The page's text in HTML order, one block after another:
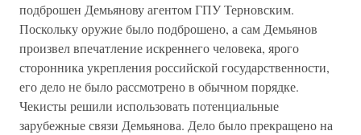
подброшен Демьянову агентом ГПУ Терновским.
Поскольку оружие было подброшено, а сам Демьянов
произвел впечатление искреннего человека, ярого
сторонника укрепления российской государственности,
его дело не было рассмотрено в обычном порядке.
Чекисты решили использовать потенциальные
зарубежные связи Демьянова. Дело было прекращено на